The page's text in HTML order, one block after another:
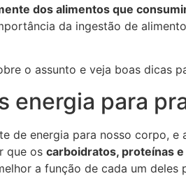
dos alimentos que
da ingestão de
o assunto e veja boas dicas
energia para
de energia para nosso corpo,
que os carboidratos, proteínas
a função de cada um